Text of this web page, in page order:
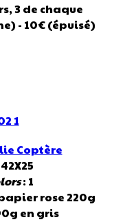
3 de chaque
- 10€ (épuisé)
Coptère
: 1
rose 220g
en gris